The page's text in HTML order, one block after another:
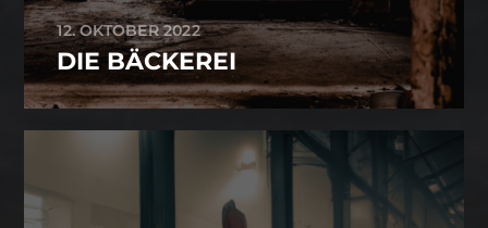
12. OKTOBER 2022
DIE BÄCKEREI